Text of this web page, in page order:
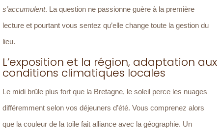
s’accumulent. La question ne passionne guère à la première
lecture et pourtant vous sentez qu’elle change toute la gestion du
lieu.
L’exposition et la région, adaptation aux
conditions climatiques locales
Le midi brûle plus fort que la Bretagne, le soleil perce les nuages
différemment selon vos déjeuners d’été. Vous comprenez alors
que la couleur de la toile fait alliance avec la géographie. Un